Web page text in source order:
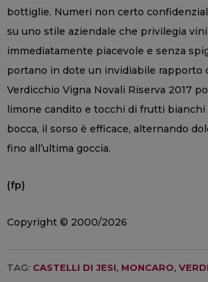
bottiglie. Numeri non certo
su uno stile aziendale che privilegia vini
immediatamente piacevole e senza
portano in dote un invidiabile rapporto
Verdicchio Vigna Novali Riserva 2017
limone candito e tocchi di frutti bianchi
bocca, il sorso è efficace, alternando
fino all’ultima goccia.
(fp)
Copyright © 2000/2026
TAG: CASTELLI DI JESI, MONCARO,